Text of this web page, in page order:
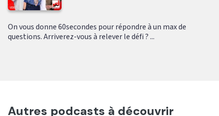
On vous donne 60secondes pour répondre à un max de
questions. Arriverez-vous à relever le défi ? ...
Autres podcasts à découvrir